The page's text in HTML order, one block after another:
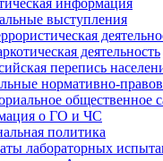
информация
выступления
деятельность
перепись
нормативно-
общественное
о ГО и ЧС
политика
лабораторных